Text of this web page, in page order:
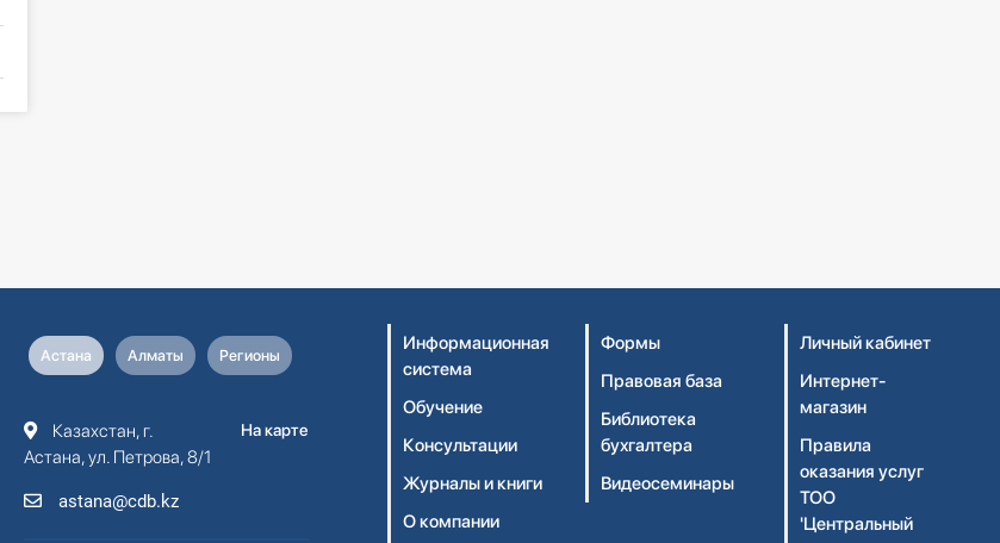
Астана Алматы Регионы
Казахстан, г.
Астана, ул. Петрова, 8/1
astana@cdb.kz
На карте
Информационная
система
Обучение
Консультации
Журналы и книги
О компании
Формы
Правовая база
Библиотека
бухгалтера
Видеосеминары
Личный кабинет
Интернет-
магазин
Правила
оказания услуг
ТОО
'Центральный